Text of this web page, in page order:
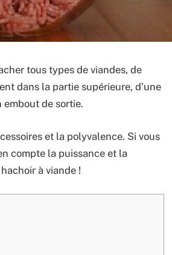
tous types de viandes, de
dans la partie supérieure, d’une
embout de sortie.
et la polyvalence. Si vous
compte la puissance et la
à viande !